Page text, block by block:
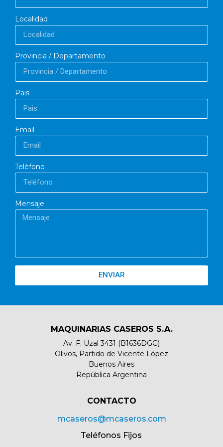
Localidad
Provincia / Departamento
Pais
Email
Teléfono
Mensaje
ENVIAR
MAQUINARIAS CASEROS S.A.
Av. F. Uzal 3431 (B1636DGG)
Olivos, Partido de Vicente López
Buenos Aires
República Argentina
CONTACTO​
mcaseros@mcaseros.com
Teléfonos Fijos